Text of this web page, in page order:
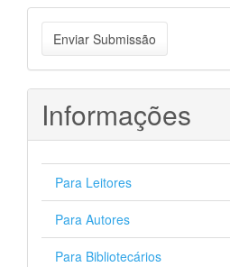
Enviar
Submissão
Enviar Submissão
Informações
Para Leitores
Para Autores
Para Bibliotecários